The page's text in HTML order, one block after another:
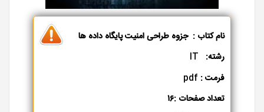
نام کتاب : جزوه طراحی امنیت پایگاه داده ها
رشته:
فرمت :
تعداد صفحات :۱۶